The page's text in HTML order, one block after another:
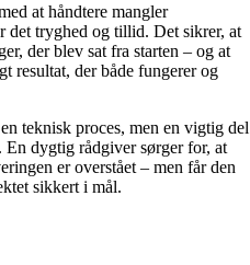
at håndtere mangler
det tryghed og tillid. Det sikrer, at
der blev sat fra starten – og at
resultat, der både fungerer og
teknisk proces, men en vigtig del
En dygtig rådgiver sørger for, at
er overstået – men får den
sikkert i mål.